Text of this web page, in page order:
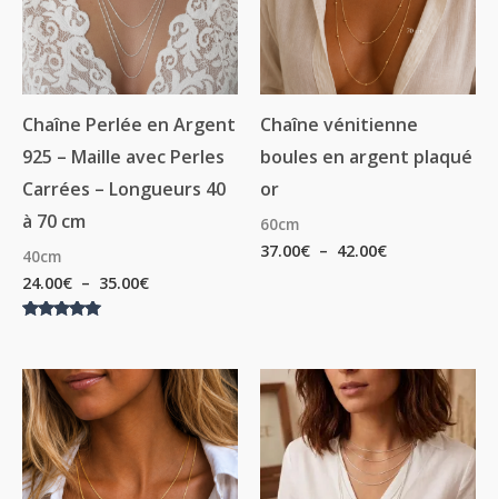
Chaîne Perlée en Argent
925 – Maille avec Perles
Carrées – Longueurs 40
à 70 cm
40cm
24.00€ – 35.00€
Chaîne vénitienne
boules en argent plaqué
or
60cm
37.00€ – 42.00€
Plage
de
prix :
30.00€
36.00€
Plage
de
prix :
20.00€
à
24.00€